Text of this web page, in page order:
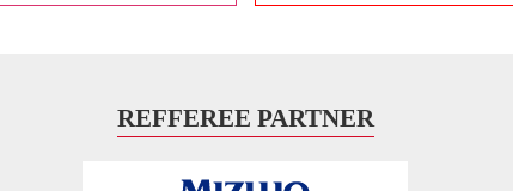
REFFEREE PARTNER